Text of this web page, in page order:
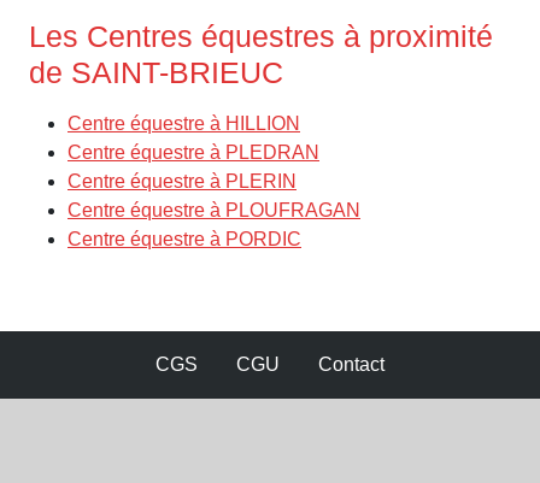
Les Centres équestres à proximité
de SAINT-BRIEUC
Centre équestre à HILLION
Centre équestre à PLEDRAN
Centre équestre à PLERIN
Centre équestre à PLOUFRAGAN
Centre équestre à PORDIC
CGS CGU Contact